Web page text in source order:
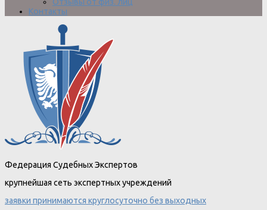
Отзывы от физ. лиц
Контакты
Федерация Судебных Экспертов
крупнейшая сеть экспертных учреждений
заявки принимаются круглосуточно без выходных